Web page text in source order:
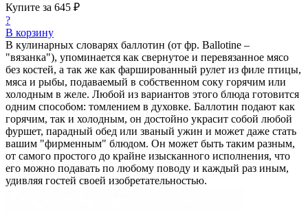
Купите за 645 ₽
?
В корзину
В кулинарных словарях баллотин (от фр. Ballotine –
"вязанка"), упоминается как свернутое и перевязанное мясо
без костей, а так же как фаршированный рулет из филе птицы,
мяса и рыбы, подаваемый в собственном соку горячим или
холодным в желе. Любой из вариантов этого блюда готовится
одним способом: томлением в духовке. Баллотин подают как
горячим, так и холодным, он достойно украсит собой любой
фуршет, парадный обед или званый ужин и может даже стать
вашим "фирменным" блюдом. Он может быть таким разным,
от самого простого до крайне изысканного исполнения, что
его можно подавать по любому поводу и каждый раз иным,
удивляя гостей своей изобретательностью.